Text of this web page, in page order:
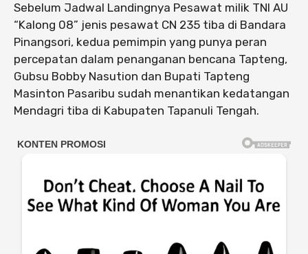
Sebelum Jadwal Landingnya Pesawat milik TNI AU
“Kalong 08” jenis pesawat CN 235 tiba di Bandara
Pinangsori, kedua pemimpin yang punya peran
percepatan dalam penanganan bencana Tapteng,
Gubsu Bobby Nasution dan Bupati Tapteng
Masinton Pasaribu sudah menantikan kedatangan
Mendagri tiba di Kabupaten Tapanuli Tengah.